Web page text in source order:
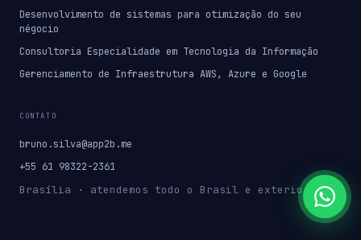
Desenvolvimento de sistemas para otimização do seu
négocio
Consultoria Especialidade em Tecnologia da Informação
Gerenciamento de Infraestrutura AWS, Azure e Google
CONTATO
bruno.silva@app2b.me
+55 61 98322-2361
Brasília · atendemos todo o Brasil e exterior